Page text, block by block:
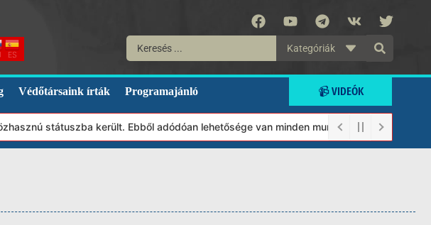
ES
Kategóriák
Védőtársaink írták Programajánló 📹 VIDEÓK
státuszba került. Ebből adódóan lehetősége van minden munkánkat segíteni